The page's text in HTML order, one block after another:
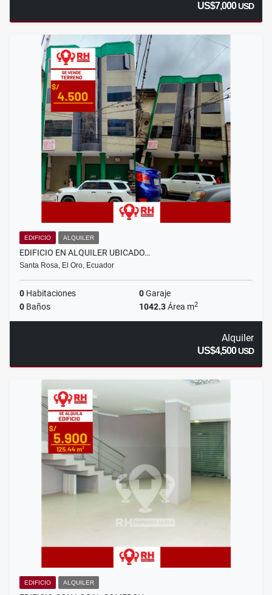
US$7,000USD
EDIFICIO ALQUILER
EDIFICIO EN ALQUILER UBICADO…
Santa Rosa, El Oro, Ecuador
0 Habitaciones 0Garaje
0 Baños 1042.3Área m2
Alquiler
US$4,500USD
EDIFICIO ALQUILER